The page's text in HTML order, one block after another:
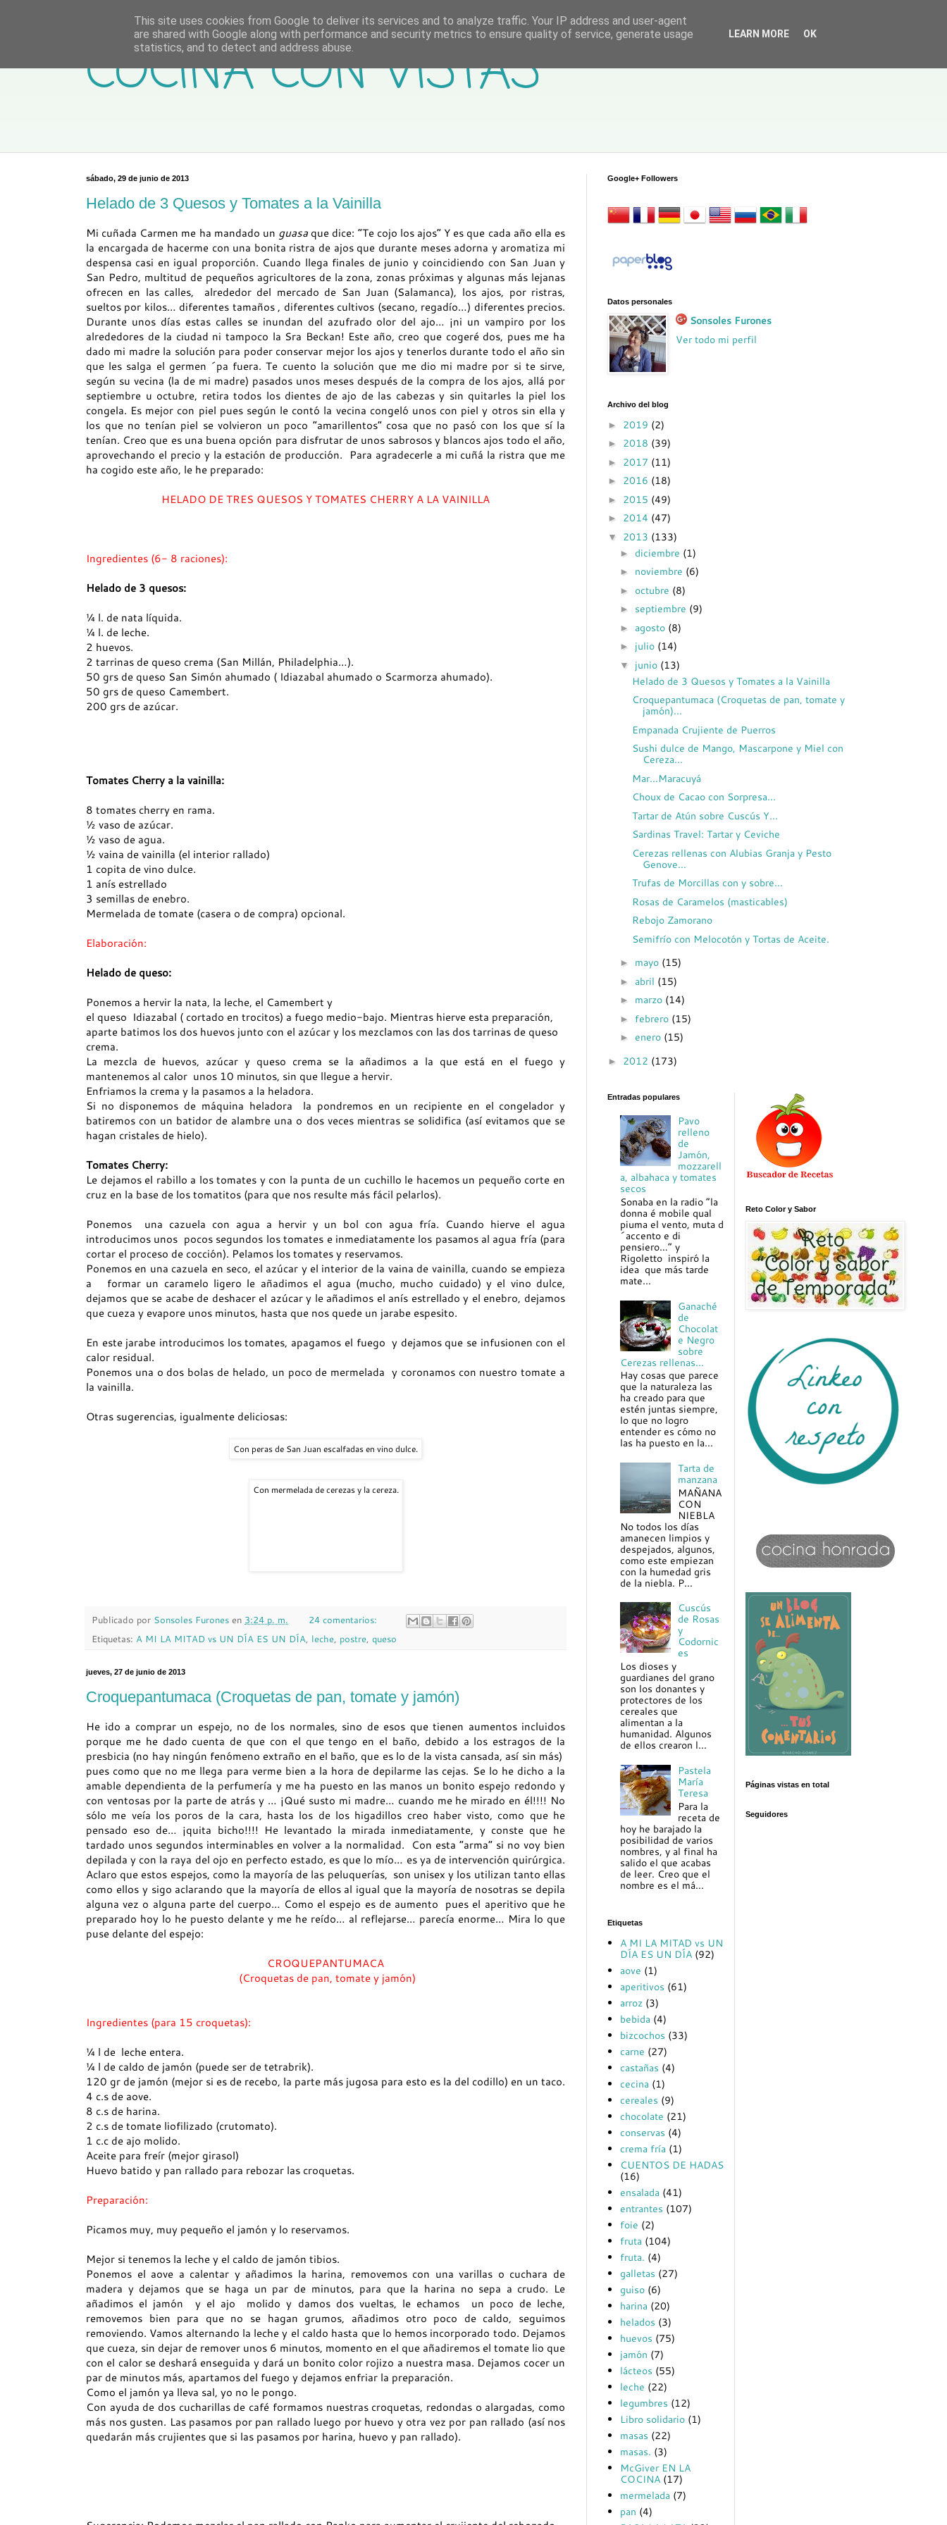
COCINA CON VISTAS
sábado, 29 de junio de 2013
Helado de 3 Quesos y Tomates a la Vainilla
Mi cuñada Carmen me ha mandado un guasa que dice: “Te cojo los ajos” Y es que cada año ella es
la encargada de hacerme con una bonita ristra de ajos que durante meses adorna y aromatiza mi
despensa casi en igual proporción. Cuando llega finales de junio y coincidiendo con San Juan y
San Pedro, multitud de pequeños agricultores de la zona, zonas próximas y algunas más lejanas
ofrecen en las calles, alrededor del mercado de San Juan (Salamanca), los ajos, por ristras,
sueltos por kilos… diferentes tamaños , diferentes cultivos (secano, regadío…) diferentes precios.
Durante unos días estas calles se inundan del azufrado olor del ajo… ¡ni un vampiro por los
alrededores de la ciudad ni tampoco la Sra Beckan! Este año, creo que cogeré dos, pues me ha
dado mi madre la solución para poder conservar mejor los ajos y tenerlos durante todo el año sin
que les salga el germen ´pa fuera. Te cuento la solución que me dio mi madre por si te sirve,
según su vecina (la de mi madre) pasados unos meses después de la compra de los ajos, allá por
septiembre u octubre, retira todos los dientes de ajo de las cabezas y sin quitarles la piel los
congela. Es mejor con piel pues según le contó la vecina congeló unos con piel y otros sin ella y
los que no tenían piel se volvieron un poco “amarillentos” cosa que no pasó con los que sí la
tenían. Creo que es una buena opción para disfrutar de unos sabrosos y blancos ajos todo el año,
aprovechando el precio y la estación de producción. Para agradecerle a mi cuñá la ristra que me
ha cogido este año, le he preparado:
HELADO DE TRES QUESOS Y TOMATES CHERRY A LA VAINILLA
Ingredientes (6- 8 raciones):
Helado de 3 quesos:
¼ l. de nata líquida.
¼ l. de leche.
2 huevos.
2 tarrinas de queso crema (San Millán, Philadelphia…).
50 grs de queso San Simón ahumado ( Idiazabal ahumado o Scarmorza ahumado).
50 grs de queso Camembert.
200 grs de azúcar.
Tomates Cherry a la vainilla:
8 tomates cherry en rama.
½ vaso de azúcar.
½ vaso de agua.
½ vaina de vainilla (el interior rallado)
1 copita de vino dulce.
1 anís estrellado
3 semillas de enebro.
Mermelada de tomate (casera o de compra) opcional.
Elaboración:
Helado de queso:
Ponemos a hervir la nata, la leche, el Camembert y
el queso Idiazabal ( cortado en trocitos) a fuego medio-bajo. Mientras hierve esta preparación,
aparte batimos los dos huevos junto con el azúcar y los mezclamos con las dos tarrinas de queso
crema.
La mezcla de huevos, azúcar y queso crema se la añadimos a la que está en el fuego y
mantenemos al calor unos 10 minutos, sin que llegue a hervir.
Enfriamos la crema y la pasamos a la heladora.
Si no disponemos de máquina heladora la pondremos en un recipiente en el congelador y
batiremos con un batidor de alambre una o dos veces mientras se solidifica (así evitamos que se
hagan cristales de hielo).
Tomates Cherry:
Le dejamos el rabillo a los tomates y con la punta de un cuchillo le hacemos un pequeño corte en
cruz en la base de los tomatitos (para que nos resulte más fácil pelarlos).
Ponemos una cazuela con agua a hervir y un bol con agua fría. Cuando hierve el agua
introducimos unos pocos segundos los tomates e inmediatamente los pasamos al agua fría (para
cortar el proceso de cocción). Pelamos los tomates y reservamos.
Ponemos en una cazuela en seco, el azúcar y el interior de la vaina de vainilla, cuando se empieza
a formar un caramelo ligero le añadimos el agua (mucho, mucho cuidado) y el vino dulce,
dejamos que se acabe de deshacer el azúcar y le añadimos el anís estrellado y el enebro, dejamos
que cueza y evapore unos minutos, hasta que nos quede un jarabe espesito.
En este jarabe introducimos los tomates, apagamos el fuego y dejamos que se infusionen con el
calor residual.
Ponemos una o dos bolas de helado, un poco de mermelada y coronamos con nuestro tomate a
la vainilla.
Otras sugerencias, igualmente deliciosas:
Con peras de San Juan escalfadas en vino dulce.
Con mermelada de cerezas y la cereza.
Publicado por Sonsoles Furones en 3:24 p. m.
24 comentarios:
Etiquetas: A MI LA MITAD vs UN DÍA ES UN DÍA leche postre queso
jueves, 27 de junio de 2013
Croquepantumaca (Croquetas de pan, tomate y jamón)
He ido a comprar un espejo, no de los normales, sino de esos que tienen aumentos incluidos
porque me he dado cuenta de que con el que tengo en el baño, debido a los estragos de la
presbicia (no hay ningún fenómeno extraño en el baño, que es lo de la vista cansada, así sin más)
pues como que no me llega para verme bien a la hora de depilarme las cejas. Se lo he dicho a la
amable dependienta de la perfumería y me ha puesto en las manos un bonito espejo redondo y
con ventosas por la parte de atrás y … ¡Qué susto mi madre… cuando me he mirado en él!!!! No
sólo me veía los poros de la cara, hasta los de los higadillos creo haber visto, como que he
pensado eso de… ¡quita bicho!!!! He levantado la mirada inmediatamente, y conste que he
tardado unos segundos interminables en volver a la normalidad. Con esta “arma” si no voy bien
depilada y con la raya del ojo en perfecto estado, es que lo mío… es ya de intervención quirúrgica.
Aclaro que estos espejos, como la mayoría de las peluquerías, son unisex y los utilizan tanto ellas
como ellos y sigo aclarando que la mayoría de ellos al igual que la mayoría de nosotras se depila
alguna vez o alguna parte del cuerpo… Como el espejo es de aumento pues el aperitivo que he
preparado hoy lo he puesto delante y me he reído… al reflejarse… parecía enorme… Mira lo que
puse delante del espejo:
CROQUEPANTUMACA
(Croquetas de pan, tomate y jamón)
Ingredientes (para 15 croquetas):
¼ l de leche entera.
¼ l de caldo de jamón (puede ser de tetrabrik).
120 gr de jamón (mejor si es de recebo, la parte más jugosa para esto es la del codillo) en un taco.
4 c.s de aove.
8 c.s de harina.
2 c.s de tomate liofilizado (crutomato).
1 c.c de ajo molido.
Aceite para freír (mejor girasol)
Huevo batido y pan rallado para rebozar las croquetas.
Preparación:
Picamos muy, muy pequeño el jamón y lo reservamos.
Mejor si tenemos la leche y el caldo de jamón tibios.
Ponemos el aove a calentar y añadimos la harina, removemos con una varillas o cuchara de
madera y dejamos que se haga un par de minutos, para que la harina no sepa a crudo. Le
añadimos el jamón y el ajo molido y damos dos vueltas, le echamos un poco de leche,
removemos bien para que no se hagan grumos, añadimos otro poco de caldo, seguimos
removiendo. Vamos alternando la leche y el caldo hasta que lo hemos incorporado todo. Dejamos
que cueza, sin dejar de remover unos 6 minutos, momento en el que añadiremos el tomate lio que
con el calor se deshará enseguida y dará un bonito color rojizo a nuestra masa. Dejamos cocer un
par de minutos más, apartamos del fuego y dejamos enfriar la preparación.
Como el jamón ya lleva sal, yo no le pongo.
Con ayuda de dos cucharillas de café formamos nuestras croquetas, redondas o alargadas, como
más nos gusten. Las pasamos por pan rallado luego por huevo y otra vez por pan rallado (así nos
quedarán más crujientes que si las pasamos por harina, huevo y pan rallado).
Google+ Followers
Datos personales
Sonsoles Furones
Ver todo mi perfil
Archivo del blog
► 2019 (2)
► 2018 (39)
► 2017 (11)
► 2016 (18)
► 2015 (49)
► 2014 (47)
▼ 2013 (133)
► diciembre (1)
► noviembre (6)
► octubre (8)
► septiembre (9)
► agosto (8)
► julio (14)
▼ junio (13)
Helado de 3 Quesos y Tomates a la Vainilla
Croquepantumaca (Croquetas de pan, tomate y
jamón)...
Empanada Crujiente de Puerros
Sushi dulce de Mango, Mascarpone y Miel con
Cereza...
Mar...Maracuyá
Choux de Cacao con Sorpresa...
Tartar de Atún sobre Cuscús Y...
Sardinas Travel: Tartar y Ceviche
Cerezas rellenas con Alubias Granja y Pesto
Genove...
Trufas de Morcillas con y sobre...
Rosas de Caramelos (masticables)
Rebojo Zamorano
Semifrío con Melocotón y Tortas de Aceite.
► mayo (15)
► abril (15)
► marzo (14)
► febrero (15)
► enero (15)
► 2012 (173)
Entradas populares
Pavo
relleno
de
Jamón,
mozzarell
a, albahaca y tomates
secos
Sonaba en la radio “la
donna é mobile qual
piuma el vento, muta d
´accento e di
pensiero…” y
Rigoletto inspiró la
idea que más tarde
mate...
Ganaché
de
Chocolat
e Negro
sobre
Cerezas rellenas...
Hay cosas que parece
que la naturaleza las
ha creado para que
estén juntas siempre,
lo que no logro
entender es cómo no
las ha puesto en la...
Tarta de
manzana
MAÑANA
CON
NIEBLA
No todos los días
amanecen limpios y
despejados, algunos,
como este empiezan
con la humedad gris
de la niebla. P...
Cuscús
de Rosas
y
Codornic
es
Los dioses y
guardianes del grano
son los donantes y
protectores de los
cereales que
alimentan a la
humanidad. Algunos
de ellos crearon l...
Pastela
María
Teresa
Para la
receta de
hoy he barajado la
posibilidad de varios
nombres, y al final ha
salido el que acabas
de leer. Creo que el
nombre es el má...
Etiquetas
A MI LA MITAD vs UN
DÍA ES UN DÍA (92)
aove (1)
aperitivos (61)
arroz (3)
bebida (4)
bizcochos (33)
carne (27)
castañas (4)
cecina (1)
cereales (9)
chocolate (21)
conservas (4)
crema fría (1)
CUENTOS DE HADAS
(16)
ensalada (41)
entrantes (107)
foie (2)
fruta (104)
fruta. (4)
galletas (27)
guiso (6)
harina (20)
helados (3)
huevos (75)
jamón (7)
lácteos (55)
leche (22)
legumbres (12)
Libro solidario (1)
masas (22)
masas. (3)
McGiver EN LA
COCINA (17)
mermelada (7)
pan (4)
Reto Color y Sabor
Páginas vistas en total
Seguidores
This site uses cookies from Google to deliver its services and to analyze traffic. Your IP address and user-agent
are shared with Google along with performance and security metrics to ensure quality of service, generate usage
statistics, and to detect and address abuse.
LEARN MORE OK